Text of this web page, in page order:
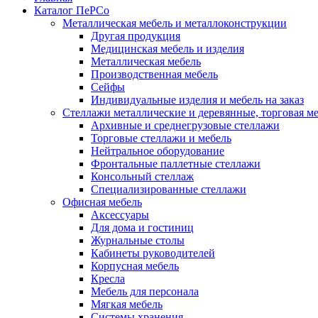
Каталог ПеРСо
Металлическая мебель и металлоконструкции
Другая продукция
Медицинская мебель и изделия
Металлическая мебель
Производственная мебель
Сейфы
Индивидуальные изделия и мебель на заказ
Стеллажи металлические и деревянные, торговая
Архивные и среднегрузовые стеллажи
Торговые стеллажи и мебель
Нейтральное оборудование
Фронтальные паллетные стеллажи
Консольный стеллаж
Специализированные стеллажи
Офисная мебель
Аксессуары
Для дома и гостиниц
Журнальные столы
Кабинеты руководителей
Корпусная мебель
Кресла
Мебель для персонала
Мягкая мебель